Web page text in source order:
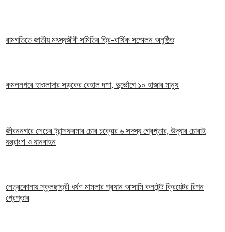
রামগতিতে জাতীয় মৎস্যজীবী সমিতির ত্রি-বার্ষিক সম্মেলন অনুষ্ঠিত
কমলনগরে হাওলাদার সড়কের বেহাল দশা, দুর্ভোগে ১০ হাজার মানুষ
জীবননগরে সেচের ট্রান্সফরমার চোর চক্রের ৬ সদস্য গ্রেপ্তার, উদ্ধার চোরাই
যন্ত্রাংশ ও যানবাহন
নেত্রকোনায় স্কুলছাত্রী ধর্ষণ মামলার প্রধান আসামি কনটেন্ট ক্রিয়েটর রিপন
গ্রেপ্তার